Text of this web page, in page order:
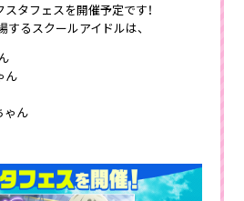
タフェスを開催予定です！
るスクールアイドルは、
ん
ゃん